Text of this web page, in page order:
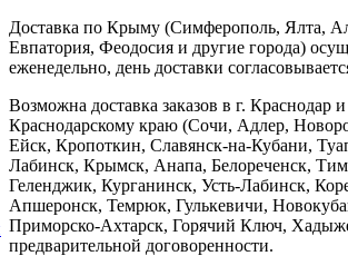
Доставка по Крыму (Симферополь, Ялта,
Евпатория, Феодосия и другие города)
еженедельно, день доставки
Возможна доставка заказов в г. Краснодар
Краснодарскому краю (Сочи, Адлер,
Ейск, Кропоткин, Славянск-на-Кубани,
Лабинск, Крымск, Анапа, Белореченск,
Геленджик, Курганинск, Усть-Лабинск,
Апшеронск, Темрюк, Гулькевичи,
Приморско-Ахтарск, Горячий Ключ,
предварительной договоренности.